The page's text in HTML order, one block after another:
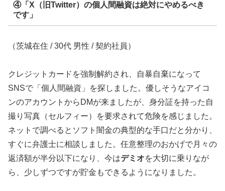
④「X（旧Twitter）の個人間融資は絶対にやめるべき
です」
（茨城在住 / 30代 男性 / 契約社員）
クレジットカードを強制解約され、自暴自棄になって
SNSで「個人間融資」を探しました。優しそうなアイコ
ンのアカウントからDMが来ましたが、身分証を持った自
撮り写真（セルフィー）を要求されて危険を感じました。
ネットで調べるとソフト闇金の典型的な手口だと分かり、
すぐに弁護士に相談しました。任意整理のおかげで月々の
返済額が半分以下になり、今はデミオを大切に乗りなが
ら、少しずつですが貯金もできるようになりました。